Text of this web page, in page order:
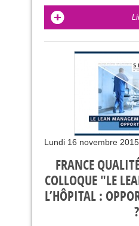
Lundi 16 novembre 2015
FRANCE
COLLOQUE "LE
L’HÔPITAL :